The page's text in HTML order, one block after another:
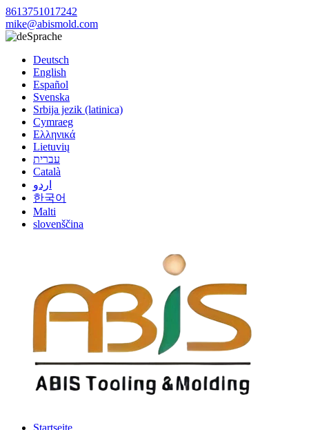
8613751017242
mike@abismold.com
Sprache
Deutsch
English
Español
Svenska
Srbija jezik (latinica)
Cymraeg
Ελληνικά
Lietuvių
עברית
Català
اردو
한국어
Malti
slovenščina
Startseite